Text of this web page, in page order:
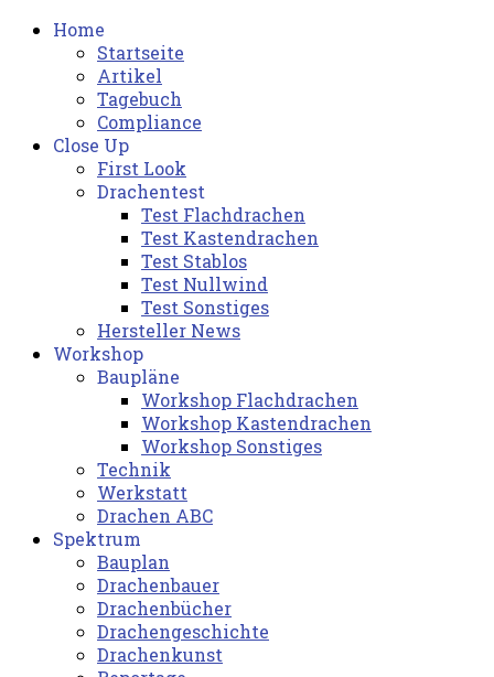
Home
Startseite
Artikel
Tagebuch
Compliance
Close Up
First Look
Drachentest
Test Flachdrachen
Test Kastendrachen
Test Stablos
Test Nullwind
Test Sonstiges
Hersteller News
Workshop
Baupläne
Workshop Flachdrachen
Workshop Kastendrachen
Workshop Sonstiges
Technik
Werkstatt
Drachen ABC
Spektrum
Bauplan
Drachenbauer
Drachenbücher
Drachengeschichte
Drachenkunst